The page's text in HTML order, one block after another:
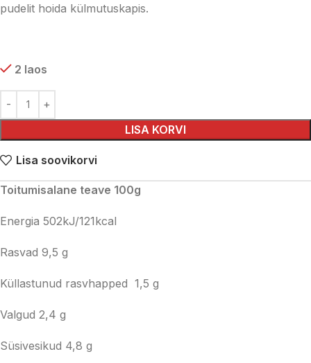
pudelit hoida külmutuskapis.
2 laos
LISA KORVI
Lisa soovikorvi
Toitumisalane teave 100g
Energia 502kJ/121kcal
Rasvad 9,5 g
Küllastunud rasvhapped 1,5 g
Valgud 2,4 g
Süsivesikud 4,8 g